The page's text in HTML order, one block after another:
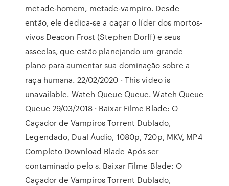
metade-homem, metade-vampiro. Desde
então, ele dedica-se a caçar o líder dos mortos-
vivos Deacon Frost (Stephen Dorff) e seus
asseclas, que estão planejando um grande
plano para aumentar sua dominação sobre a
raça humana. 22/02/2020 · This video is
unavailable. Watch Queue Queue. Watch Queue
Queue 29/03/2018 · Baixar Filme Blade: O
Caçador de Vampiros Torrent Dublado,
Legendado, Dual Áudio, 1080p, 720p, MKV, MP4
Completo Download Blade Após ser
contaminado pelo s. Baixar Filme Blade: O
Caçador de Vampiros Torrent Dublado,